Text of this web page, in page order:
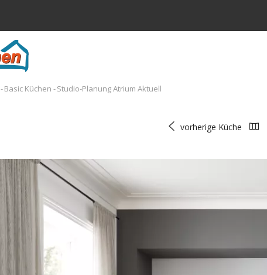
-Basic Küchen -Studio-Planung Atrium Aktuell
vorherige Küche